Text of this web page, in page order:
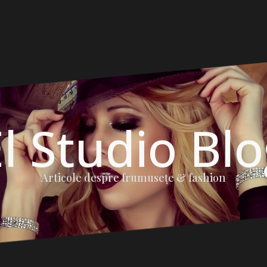
Studio
Articole despre frumuseţe & fashion